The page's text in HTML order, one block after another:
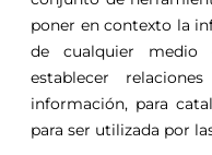
poner en contexto la
de cualquier
establecer
información, para
para ser utilizada por